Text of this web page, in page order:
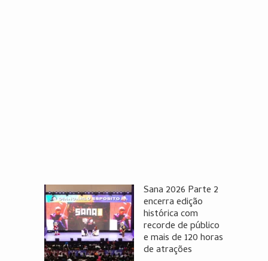
Sana 2026 Parte 2
encerra edição
histórica com
recorde de público
e mais de 120 horas
de atrações